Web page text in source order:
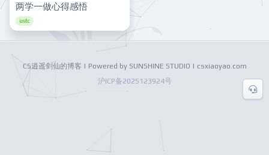
两学一做心得感悟
ustc
CS逍遥剑仙的博客 | Powered by SUNSHINE STUDIO | csxiaoyao.com
沪ICP备2025123924号